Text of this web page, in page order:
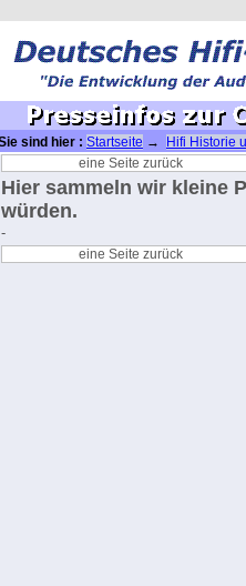
sind hier : Startseite →
Hifi Historie
CD (gesammelt)eine Seite zurück
Hier sammeln wir kleine
würden.
-
eine Seite zurück